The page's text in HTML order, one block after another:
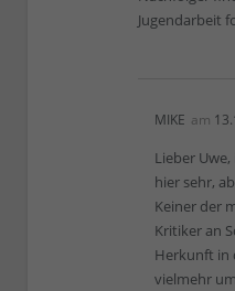
Jugendarbeit
MIKE am
Lieber
hier sehr,
Keiner der
Kritiker an
Herkunft in
vielmehr